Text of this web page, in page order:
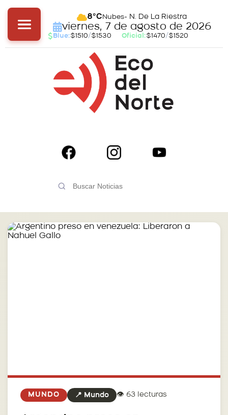
8°C Nubes- N. De La Riestra
viernes, 7 de agosto de 2026
Blue:$1510/$1530 Oficial:$1470/$1520
MUNDO 📍 Mundo 👁️ 63 lecturas